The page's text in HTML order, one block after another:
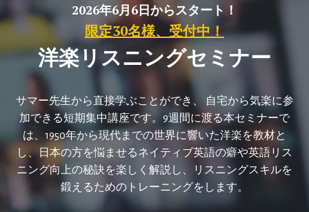
2026年6月6日からスタート！
限定30名様、受付中！
洋楽リスニングセミナー
サマー先生から直接学ぶことができ、 自宅から気楽に参
加できる短期集中講座です。9週間に渡る本セミナーで
は、1950年から現代までの世界に響いた洋楽を教材と
し、日本の方を悩ませるネイティブ英語の癖や英語リス
ニング向上の秘訣を楽しく解説し、リスニングスキルを
鍛えるためのトレーニングをします。